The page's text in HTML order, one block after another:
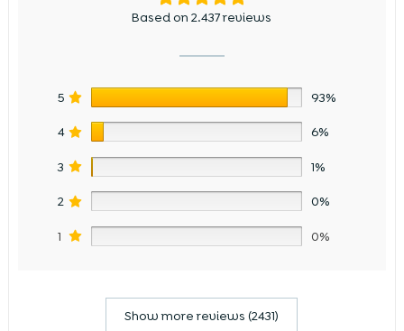
Based on 2.437 reviews
5 93%
4 6%
3 1%
2 0%
1 0%
Show more reviews (2431)